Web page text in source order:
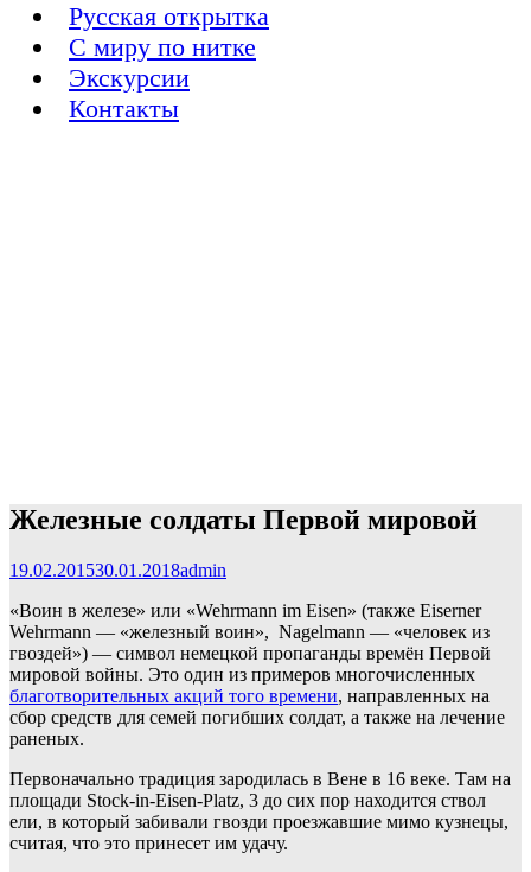
Русская открытка
С миру по нитке
Экскурсии
Контакты
Железные солдаты Первой мировой
19.02.201530.01.2018admin
«Воин в железе» или «Wehrmann im Eisen» (также Eiserner
Wehrmann — «железный воин», Nagelmann — «человек из
гвоздей») — символ немецкой пропаганды времён Первой
мировой войны. Это один из примеров многочисленных
благотворительных акций того времени, направленных на
сбор средств для семей погибших солдат, а также на лечение
раненых.
Первоначально традиция зародилась в Вене в 16 веке. Там на
площади Stock-in-Eisen-Platz, 3 до сих пор находится ствол
ели, в который забивали гвозди проезжавшие мимо кузнецы,
считая, что это принесет им удачу.